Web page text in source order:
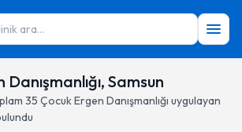
ara...
Samsun
35 Çocuk Ergen Danışmanlığı uygulayan